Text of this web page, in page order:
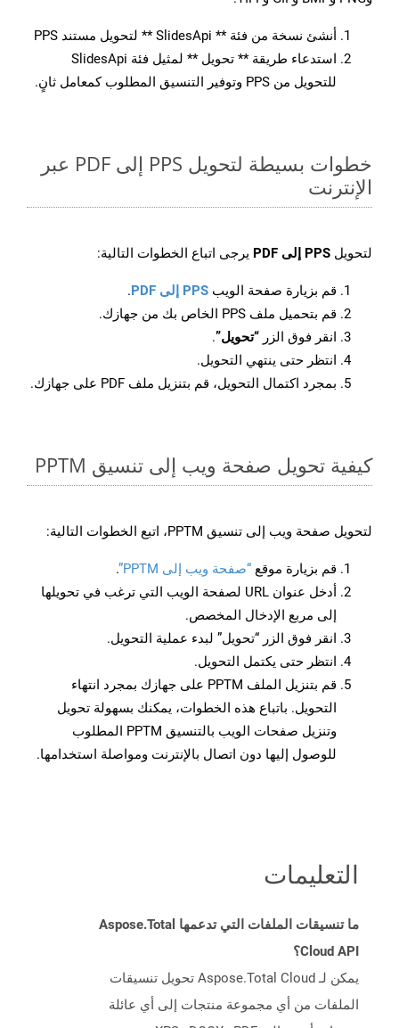
أنشئ نسخة من فئة ** SlidesApi ** لتحويل مستند PPS
استدعاء طريقة ** تحويل ** لمثيل فئة SlidesApi
للتحويل من PPS وتوفير التنسيق المطلوب كمعامل ثانٍ.
خطوات بسيطة لتحويل PPS إلى PDF عبر
الإنترنت
لتحويل PPS إلى PDF يرجى اتباع الخطوات التالية:
قم بزيارة صفحة الويب PPS إلى PDF
.
قم بتحميل ملف PPS الخاص بك من جهازك.
انقر فوق الزر “تحويل”.
انتظر حتى ينتهي التحويل.
بمجرد اكتمال التحويل، قم بتنزيل ملف PDF على جهازك.
كيفية تحويل صفحة ويب إلى تنسيق PPTM
لتحويل صفحة ويب إلى تنسيق PPTM، اتبع الخطوات التالية:
قم بزيارة موقع “صفحة ويب إلى PPTM”
.
أدخل عنوان URL لصفحة الويب التي ترغب في تحويلها
إلى مربع الإدخال المخصص.
انقر فوق الزر “تحويل” لبدء عملية التحويل.
انتظر حتى يكتمل التحويل.
قم بتنزيل الملف PPTM على جهازك بمجرد انتهاء
التحويل. باتباع هذه الخطوات، يمكنك بسهولة تحويل
وتنزيل صفحات الويب بالتنسيق PPTM المطلوب
للوصول إليها دون اتصال بالإنترنت ومواصلة استخدامها.
التعليمات
ما تنسيقات الملفات التي تدعمها Aspose.Total
Cloud API؟
يمكن لـ Aspose.Total Cloud تحويل تنسيقات
الملفات من أي مجموعة منتجات إلى أي عائلة